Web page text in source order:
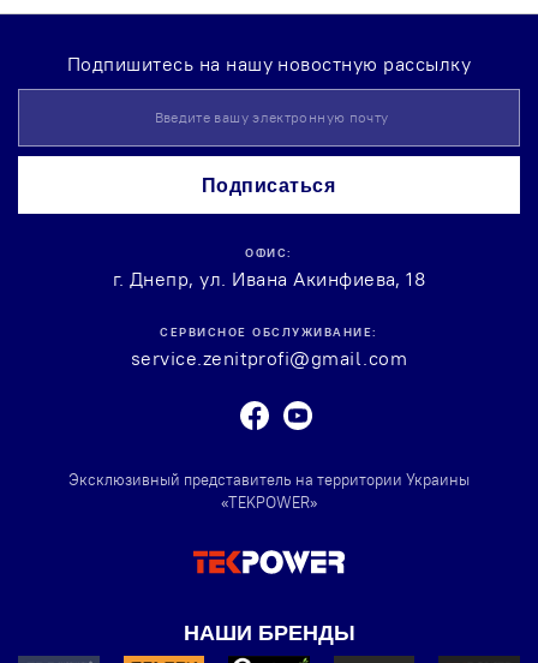
Подпишитесь на нашу новостную рассылку
Up
for
Newsletter:
Подписаться
ОФИС:
г. Днепр, ул. Ивана Акинфиева, 18
СЕРВИСНОЕ ОБСЛУЖИВАНИЕ:
service.zenitprofi@gmail.com
FacebookYoutube
Эксклюзивный представитель на территории Украины
«TEKPOWER»
НАШИ БРЕНДЫ